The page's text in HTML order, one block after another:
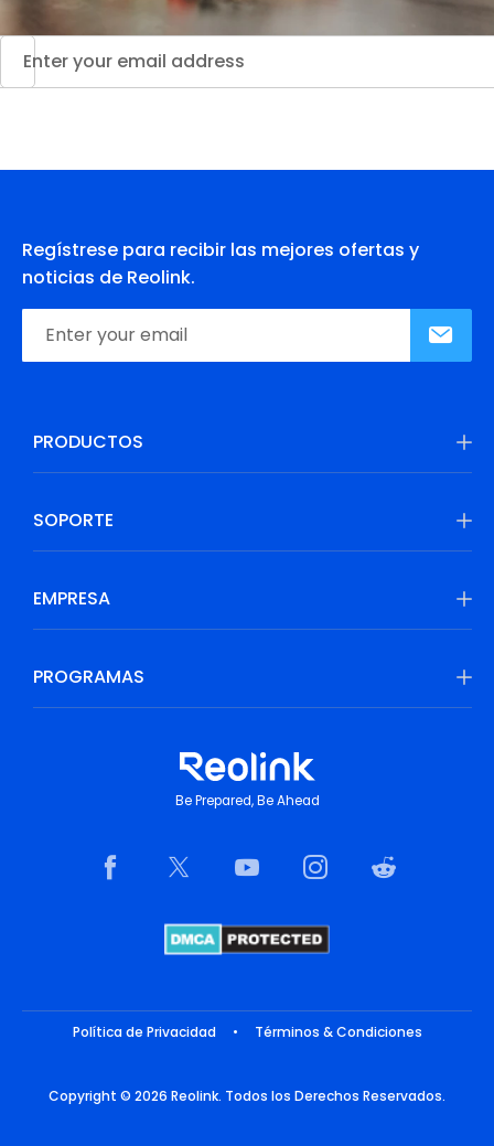
Regístrese para recibir las mejores ofertas y
noticias de Reolink.
PRODUCTOS
SOPORTE
EMPRESA
PROGRAMAS
Be Prepared, Be Ahead
Política de Privacidad • Términos & Condiciones
Copyright © 2026 Reolink. Todos los Derechos Reservados.